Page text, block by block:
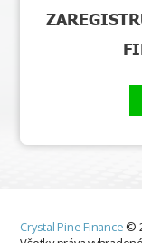
Crystal Pine Finance ©